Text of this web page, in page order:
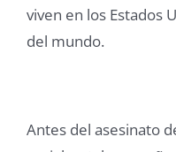
viven en los Estados
del mundo.
Antes del asesinato